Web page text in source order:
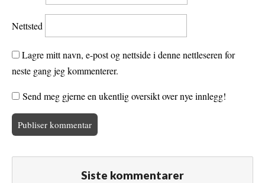
Nettsted
Lagre mitt navn, e-post og nettside i denne nettleseren for
neste gang jeg kommenterer.
Send meg gjerne en ukentlig oversikt over nye innlegg!
Siste kommentarer